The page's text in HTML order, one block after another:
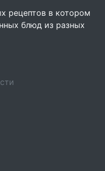
рецептов в котором
блюд из разных